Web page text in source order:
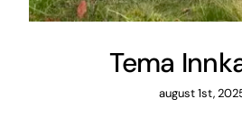
Tema
august 1st,